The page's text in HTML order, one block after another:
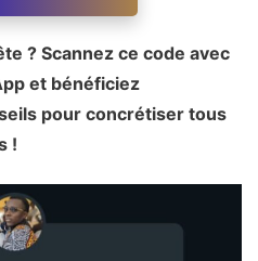
? Scannez ce code avec
et bénéficiez
pour concrétiser tous
!